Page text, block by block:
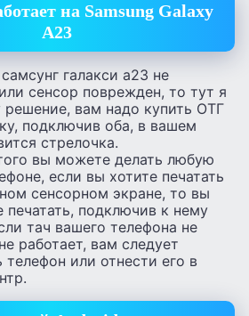
на Samsung Galaxy
A23
галакси а23 не
сенсор поврежден, то тут я
вам надо купить ОТГ
подключив оба, в вашем
стрелочка.
вы можете делать любую
если вы хотите печатать
сенсорном экране, то вы
подключив к нему
тач вашего телефона не
работает, вам следует
телефон или отнести его в